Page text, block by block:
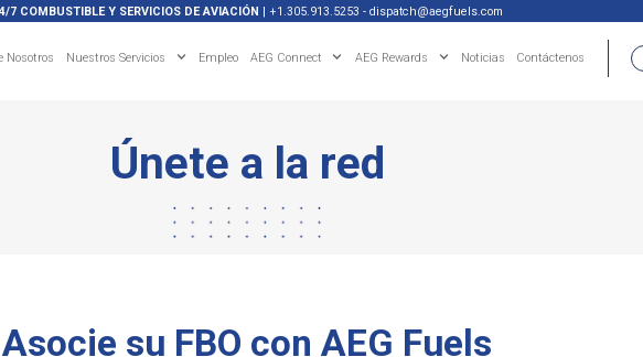
7 COMBUSTIBLE Y SERVICIOS DE AVIACIÓN +1.305.913.5253 - dispatch@aegfuels.com
Nosotros Nuestros Servicios Empleo AEG Connect AEG Rewards Noticias Contáctenos
Únete a la red
Asocie su FBO con AEG Fuels